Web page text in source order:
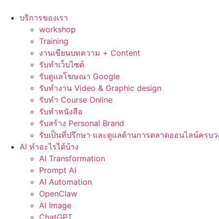
บริการของเรา
workshop
Training
งานเขียนบทความ + Content
รับทำเว็บไซต์
รับดูแลโฆษณา Google
รับทำงาน Video & Graphic design
รับทำ Course Online
รับทำหนังสือ
รับสร้าง Personal Brand
รับเป็นที่ปรึกษา และดูแลด้านการตลาดออนไลน์ครบว
AI ทำอะไรได้บ้าง
AI Transformation
Prompt AI
AI Automation
OpenClaw
AI Image
ChatGPT